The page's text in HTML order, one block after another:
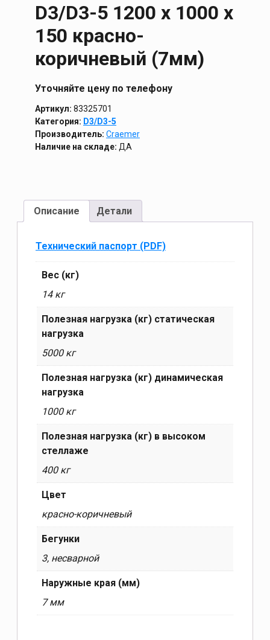
D3/D3-5 1200 х 1000 х
150 красно-
коричневый (7мм)
Уточняйте цену по телефону
Артикул: 83325701
Категория: D3/D3-5
Производитель: Craemer
Наличие на складе: ДА
Описание Детали
Технический паспорт (PDF)
Вес (кг)
14 кг
Полезная нагрузка (кг) статическая
нагрузка
5000 кг
Полезная нагрузка (кг) динамическая
нагрузка
1000 кг
Полезная нагрузка (кг) в высоком
стеллаже
400 кг
Цвет
красно-коричневый
Бегунки
3, несварной
Наружные края (мм)
7 мм